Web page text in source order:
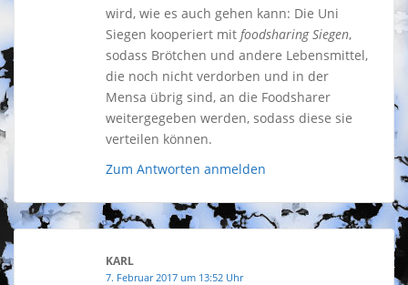
wird, wie es auch gehen kann: Die Uni
Siegen kooperiert mit foodsharing Siegen,
sodass Brötchen und andere Lebensmittel,
die noch nicht verdorben und in der
Mensa übrig sind, an die Foodsharer
weitergegeben werden, sodass diese sie
verteilen können.
Zum Antworten anmelden
KARL
7. Februar 2017 um 13:52 Uhr